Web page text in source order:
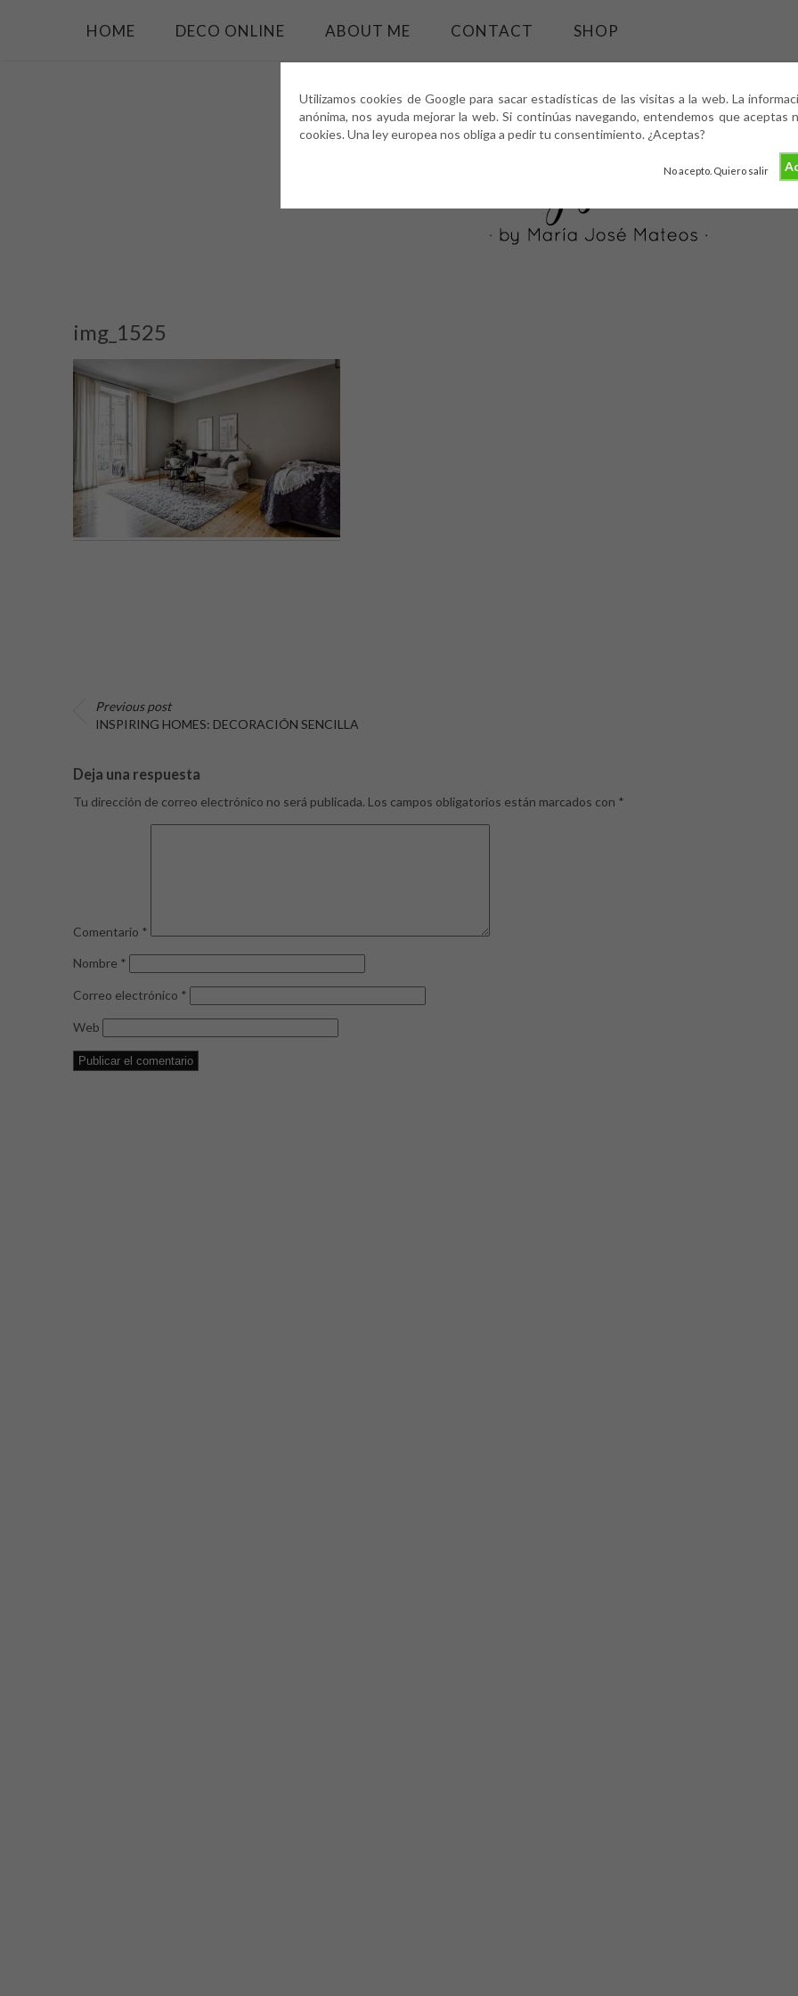
Utilizamos cookies de Google para sacar estadísticas de las visitas a la web. La
anónima, nos ayuda mejorar la web. Si continúas navegando, entendemos que aceptas
cookies. Una ley europea nos obliga a pedir tu consentimiento. ¿Aceptas?
No acepto. Quiero salir
HOME DECO ONLINE ABOUT ME CONTACT SHOP
img_1525
Previous post
INSPIRING HOMES: DECORACIÓN SENCILLA
Deja una respuesta
Tu dirección de correo electrónico no será publicada. Los campos obligatorios están marcados con *
Comentario *
Nombre *
Correo electrónico *
Web